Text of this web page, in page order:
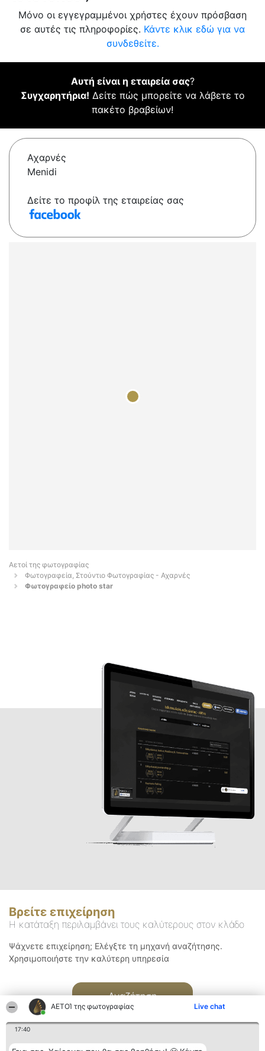
ΑΕΤΟΊ της φωτογραφίας Live chat
17:40
Μόνο οι εγγεγραμμένοι χρήστες έχουν πρόσβαση
σε αυτές τις πληροφορίες. Κάντε κλικ εδώ για να
συνδεθείτε.
Αυτή είναι η εταιρεία σας?
Συγχαρητήρια! Δείτε πώς μπορείτε να λάβετε το
πακέτο βραβείων!
Αχαρνές
Menidi
Δείτε το προφίλ της εταιρείας σας
Αετοί της φωτογραφίας
Φωτογραφεία, Στούντιο Φωτογραφίας - Αχαρνές
Φωτογραφείο photo star
Βρείτε επιχείρηση
Η κατάταξη περιλαμβάνει τους καλύτερους στον κλάδο
Ψάχνετε επιχείρηση; Ελέγξτε τη μηχανή αναζήτησης.
Χρησιμοποιήστε την καλύτερη υπηρεσία
Αναζήτηση